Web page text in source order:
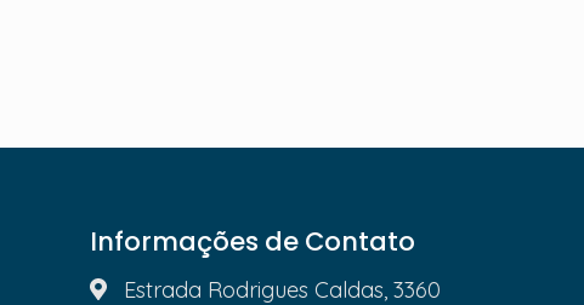
Informações de Contato
Estrada Rodrigues Caldas, 3360